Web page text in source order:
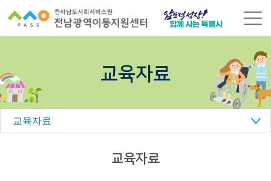
문
교육자료
교육자료
교육자료